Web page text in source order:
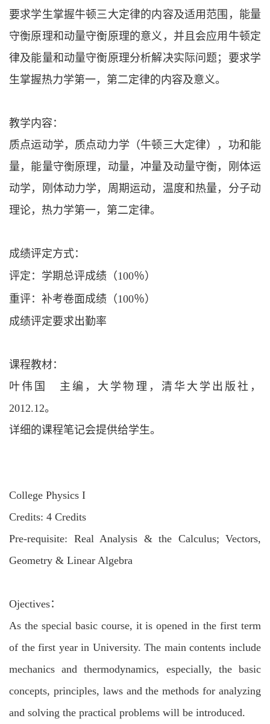
要求学生掌握牛顿三大定律的内容及适用范围，能量
守衡原理和动量守衡原理的意义，并且会应用牛顿定
律及能量和动量守衡原理分析解决实际问题；要求学
生掌握热力学第一，第二定律的内容及意义。
教学内容：
质点运动学，质点动力学（牛顿三大定律），功和能
量，能量守衡原理，动量，冲量及动量守衡，刚体运
动学，刚体动力学，周期运动，温度和热量，分子动
理论，热力学第一，第二定律。
成绩评定方式：
评定：学期总评成绩（100％）
重评：补考卷面成绩（100％）
成绩评定要求出勤率
课程教材：
叶伟国 主编，大学物理，清华大学出版社，
2012.12。
详细的课程笔记会提供给学生。
College Physics I
Credits: 4 Credits
Pre-requisite: Real Analysis & the Calculus; Vectors,
Geometry & Linear Algebra
Ojectives：
As the special basic course, it is opened in the first term
of the first year in University. The main contents include
mechanics and thermodynamics, especially, the basic
concepts, principles, laws and the methods for analyzing
and solving the practical problems will be introduced.